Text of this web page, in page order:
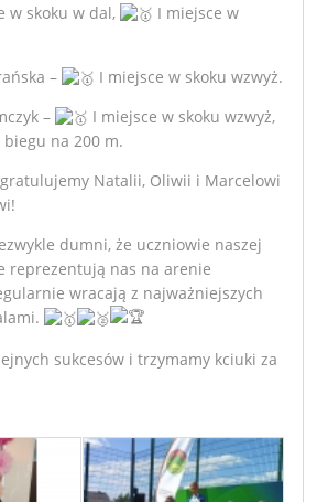
w skoku w dal,
I miejsce w
–
I miejsce w skoku wzwyż.
–
I miejsce w skoku wzwyż,
na 200 m.
Natalii, Oliwii i Marcelowi
dumni, że uczniowie naszej
reprezentują nas na arenie
wracają z najważniejszych
sukcesów i trzymamy kciuki za